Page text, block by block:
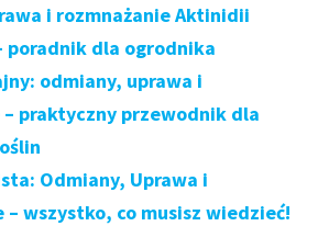
i rozmnażanie Aktinidii
poradnik dla ogrodnika
odmiany, uprawa i
praktyczny przewodnik dla
Odmiany, Uprawa i
– wszystko, co musisz wiedzieć!